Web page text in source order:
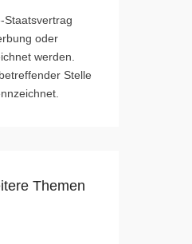
Staatsvertrag
oder
werden.
Stelle
Themen